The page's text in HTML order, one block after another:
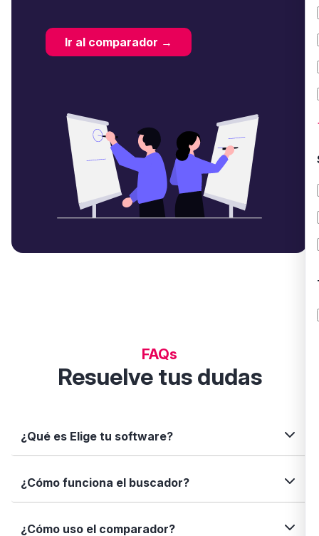
Ir al comparador →
FAQs
Resuelve tus dudas
¿Qué es Elige tu software?
Elige tu software es una plataforma independiente
que te permite descubrir, comparar y analizar
soluciones digitales para tu negocio. Te ayudamos
¿Cómo funciona el buscador?
Simplemente escribe el nombre del software, una
¿Cómo uso el comparador?